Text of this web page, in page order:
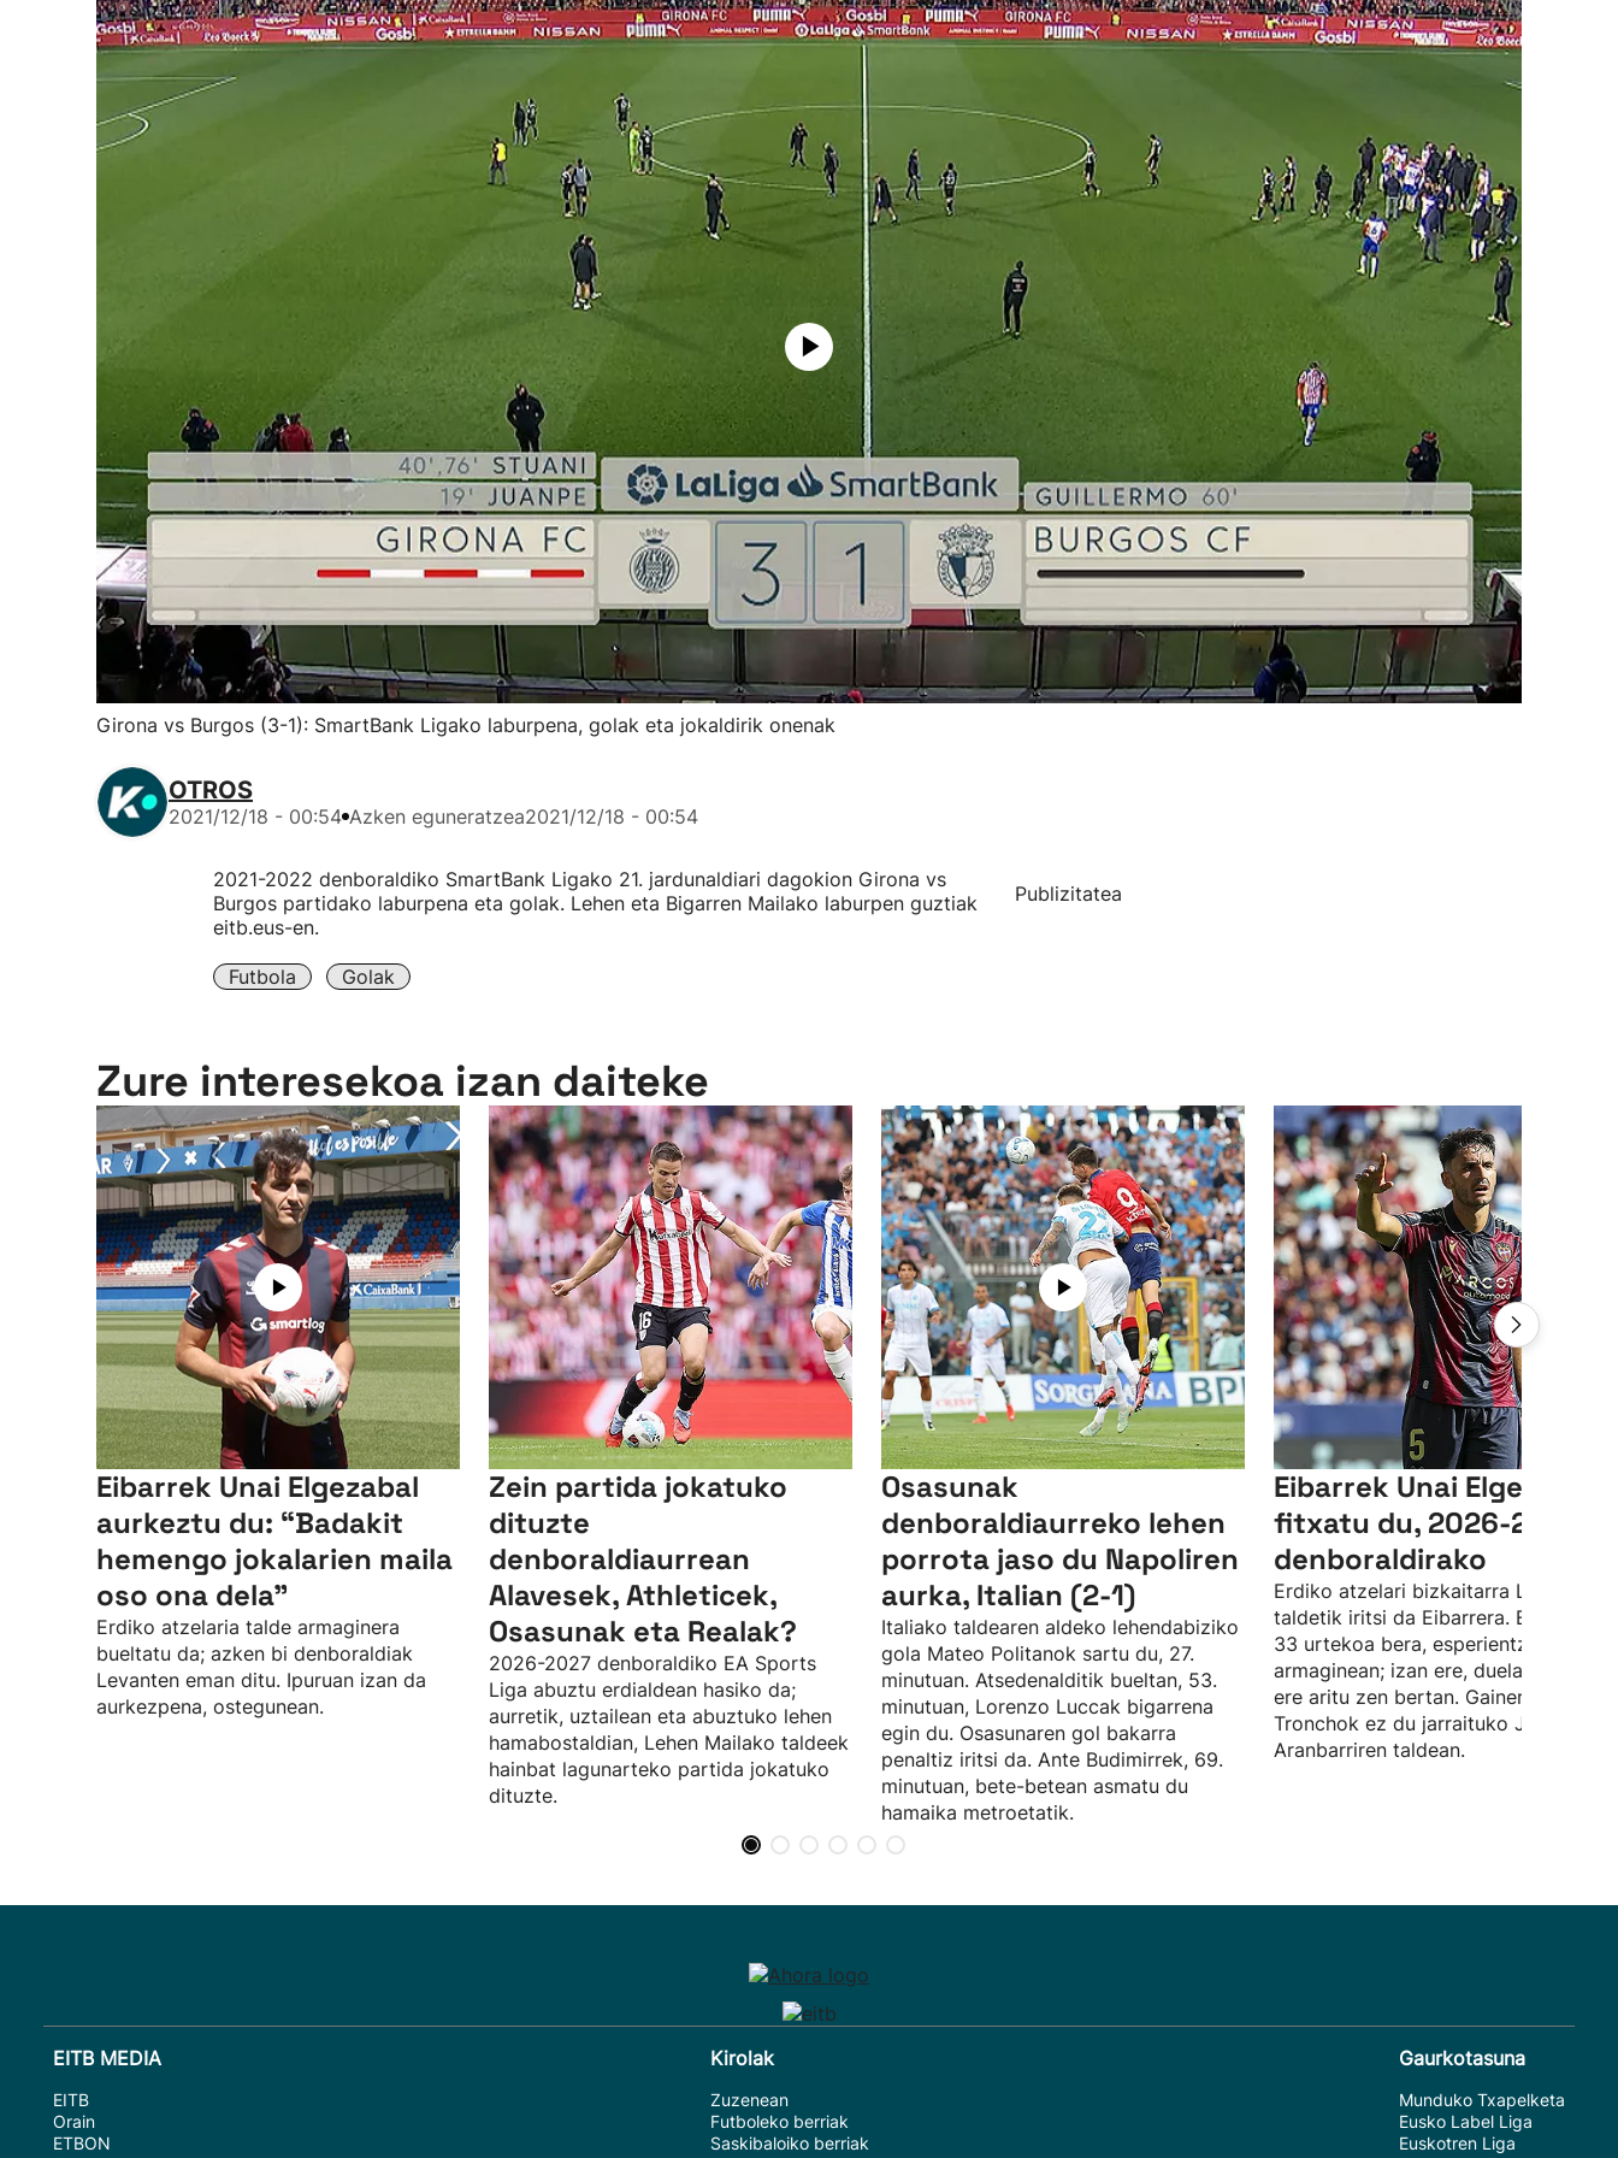
Girona vs Burgos (3-1): SmartBank Ligako laburpena, golak eta jokaldirik onenak
OTROS
2021/12/18 - 00:54 Azken eguneratzea2021/12/18 - 00:54
2021-2022 denboraldiko SmartBank Ligako 21. jardunaldiari dagokion Girona vs
Burgos partidako laburpena eta golak. Lehen eta Bigarren Mailako laburpen guztiak
eitb.eus-en.
Futbola Golak
Publizitatea
Zure interesekoa izan daiteke
Eibarrek Unai Elgezabal
aurkeztu du: “Badakit
hemengo jokalarien maila
oso ona dela”
Erdiko atzelaria talde armaginera
bueltatu da; azken bi denboraldiak
Levanten eman ditu. Ipuruan izan da
aurkezpena, ostegunean.
Zein partida jokatuko
dituzte
denboraldiaurrean
Alavesek, Athleticek,
Osasunak eta Realak?
2026-2027 denboraldiko EA Sports
Liga abuztu erdialdean hasiko da;
aurretik, uztailean eta abuztuko lehen
hamabostaldian, Lehen Mailako taldeek
hainbat lagunarteko partida jokatuko
dituzte.
Osasunak
denboraldiaurreko lehen
porrota jaso du Napoliren
aurka, Italian (2-1)
Italiako taldearen aldeko lehendabiziko
gola Mateo Politanok sartu du, 27.
minutuan. Atsedenalditik bueltan, 53.
minutuan, Lorenzo Luccak bigarrena
egin du. Osasunaren gol bakarra
penaltiz iritsi da. Ante Budimirrek, 69.
minutuan, bete-betean asmatu du
hamaika metroetatik.
Eibarrek Unai Elgezabal
fitxatu du, 2026-2027
denboraldirako
Erdiko atzelari bizkaitarra Levante
taldetik iritsi da Eibarrera.
33 urtekoa bera, esperientzia du
armaginean; izan ere, duela hamar
ere aritu zen bertan. Gainera, Angel
Tronchok ez du jarraituko Jokin
Aranbarriren taldean.
EITB MEDIA
EITB
Orain
ETBON
Kirolak
Zuzenean
Futboleko berriak
Saskibaloiko berriak
Gaurkotasuna
Munduko Txapelketa
Eusko Label Liga
Euskotren Liga